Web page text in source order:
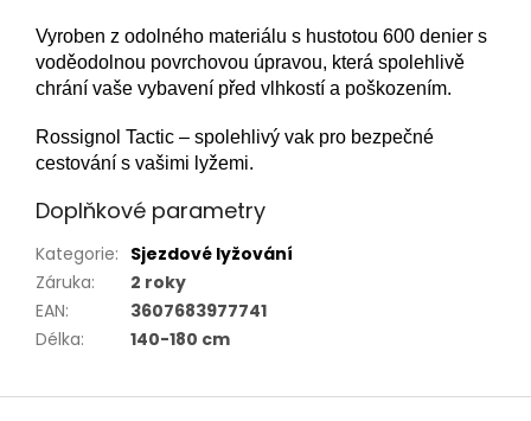
Vyroben z odolného materiálu s hustotou 600 denier s
voděodolnou povrchovou úpravou, která spolehlivě
chrání vaše vybavení před vlhkostí a poškozením.
Rossignol Tactic – spolehlivý vak pro bezpečné
cestování s vašimi lyžemi.
Doplňkové parametry
Kategorie: Sjezdové lyžování
Záruka:
2 roky
EAN:
3607683977741
Délka: 140-180 cm
Z